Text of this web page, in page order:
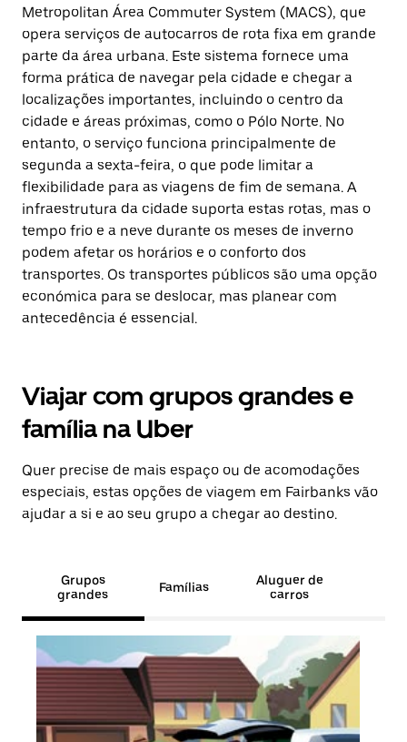
Metropolitan Área Commuter System (MACS), que
opera serviços de autocarros de rota fixa em grande
parte da área urbana. Este sistema fornece uma
forma prática de navegar pela cidade e chegar a
localizações importantes, incluindo o centro da
cidade e áreas próximas, como o Pólo Norte. No
entanto, o serviço funciona principalmente de
segunda a sexta-feira, o que pode limitar a
flexibilidade para as viagens de fim de semana. A
infraestrutura da cidade suporta estas rotas, mas o
tempo frio e a neve durante os meses de inverno
podem afetar os horários e o conforto dos
transportes. Os transportes públicos são uma opção
económica para se deslocar, mas planear com
antecedência é essencial.
Viajar com grupos grandes e
família na Uber
Quer precise de mais espaço ou de acomodações
especiais, estas opções de viagem em Fairbanks vão
ajudar a si e ao seu grupo a chegar ao destino.
Grupos
grandes
Famílias
Aluguer de
carros